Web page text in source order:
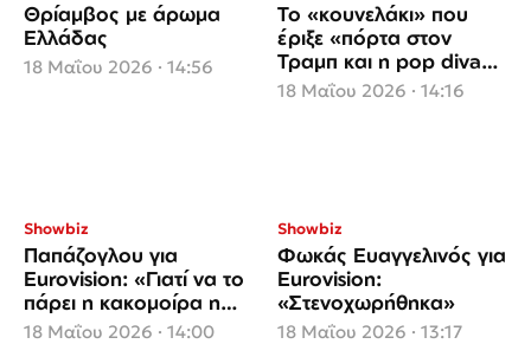
Θρίαμβος με άρωμα
Ελλάδας
18 Μαΐου 2026 · 14:56
Το «κουνελάκι» που
έριξε «πόρτα στον
Τραμπ και η pop diva
που νίκησε τον καρκίνo
18 Μαΐου 2026 · 14:16
Showbiz
Παπάζογλου για
Eurovision: «Γιατί να το
πάρει η κακομοίρα η
Βουλγαρία;»
18 Μαΐου 2026 · 14:00
Showbiz
Φωκάς Ευαγγελινός για
Eurovision:
«Στενοχωρήθηκα»
18 Μαΐου 2026 · 13:17